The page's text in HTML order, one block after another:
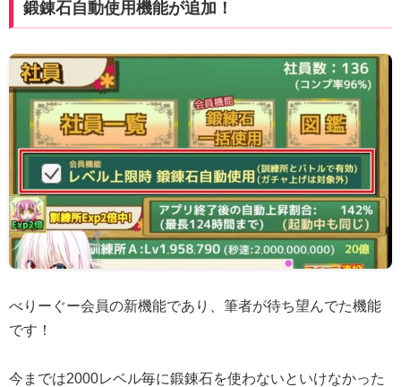
鍛錬石自動使用機能が追加！
べりーぐー会員の新機能であり、筆者が待ち望んでた機能
です！
今までは2000レベル毎に鍛錬石を使わないといけなかった